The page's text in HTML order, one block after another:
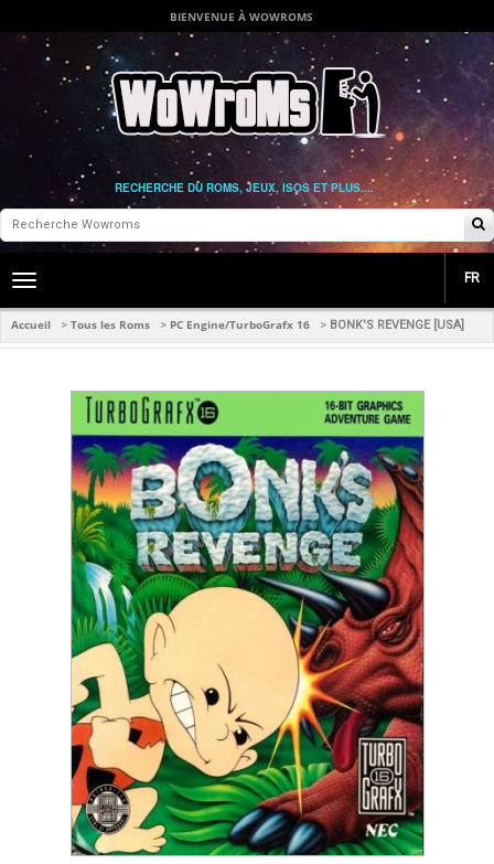
BIENVENUE À WOWROMS
RECHERCHE DU ROMS, JEUX, ISOS ET PLUS....
Toggle
navigation
FR
Accueil > Tous les Roms > PC Engine/TurboGrafx 16 > BONK'S REVENGE [USA]